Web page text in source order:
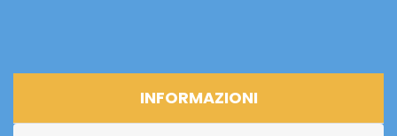
INFORMAZIONI